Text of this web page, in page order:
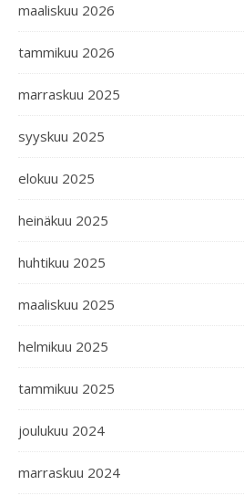
maaliskuu 2026
tammikuu 2026
marraskuu 2025
syyskuu 2025
elokuu 2025
heinäkuu 2025
huhtikuu 2025
maaliskuu 2025
helmikuu 2025
tammikuu 2025
joulukuu 2024
marraskuu 2024